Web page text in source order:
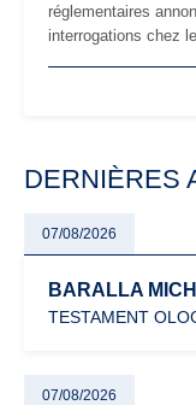
réglementaires
interrogations chez
facturation ou
DERNIÈRES
07/08/2026
BARALLA
TESTAMENT
07/08/2026